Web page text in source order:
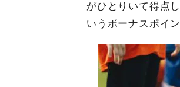
がひとりいて得点
いうボーナスポイ